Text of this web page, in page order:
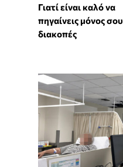
Γιατί είναι καλό να
πηγαίνεις μόνος σου
διακοπές